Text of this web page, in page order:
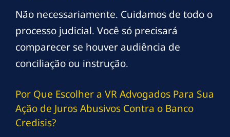
Não necessariamente. Cuidamos de todo o
processo judicial. Você só precisará
comparecer se houver audiência de
conciliação ou instrução.
Por Que Escolher a VR Advogados Para Sua
Ação de Juros Abusivos Contra o Banco
Credisis?